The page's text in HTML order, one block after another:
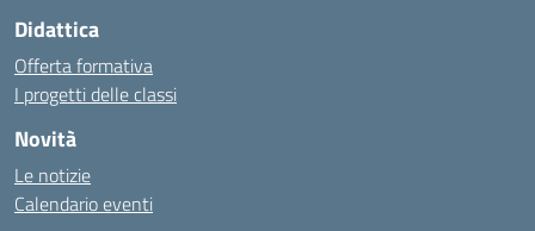
Didattica
Offerta formativa
I progetti delle classi
Novità
Le notizie
Calendario eventi